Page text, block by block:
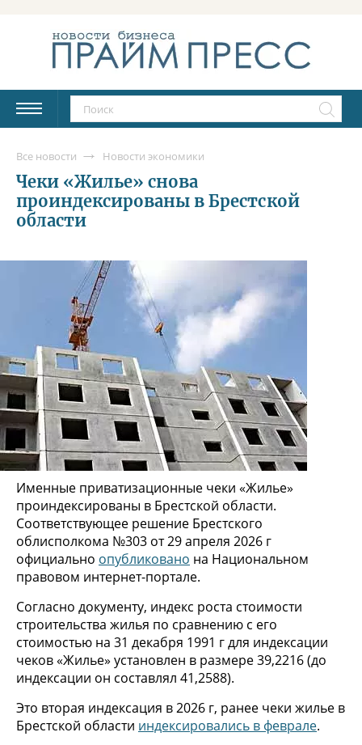
Все новости Новости экономики
Чеки «Жилье» снова
проиндексированы в Брестской
области
Именные приватизационные чеки «Жилье»
проиндексированы в Брестской области.
Соответствующее решение Брестского
облисполкома №303 от 29 апреля 2026 г
официально опубликовано на Национальном
правовом интернет-портале.
Согласно документу, индекс роста стоимости
строительства жилья по сравнению с его
стоимостью на 31 декабря 1991 г для индексации
чеков «Жилье» установлен в размере 39,2216 (до
индексации он составлял 41,2588).
Это вторая индексация в 2026 г, ранее чеки жилье в
Брестской области индексировались в феврале.